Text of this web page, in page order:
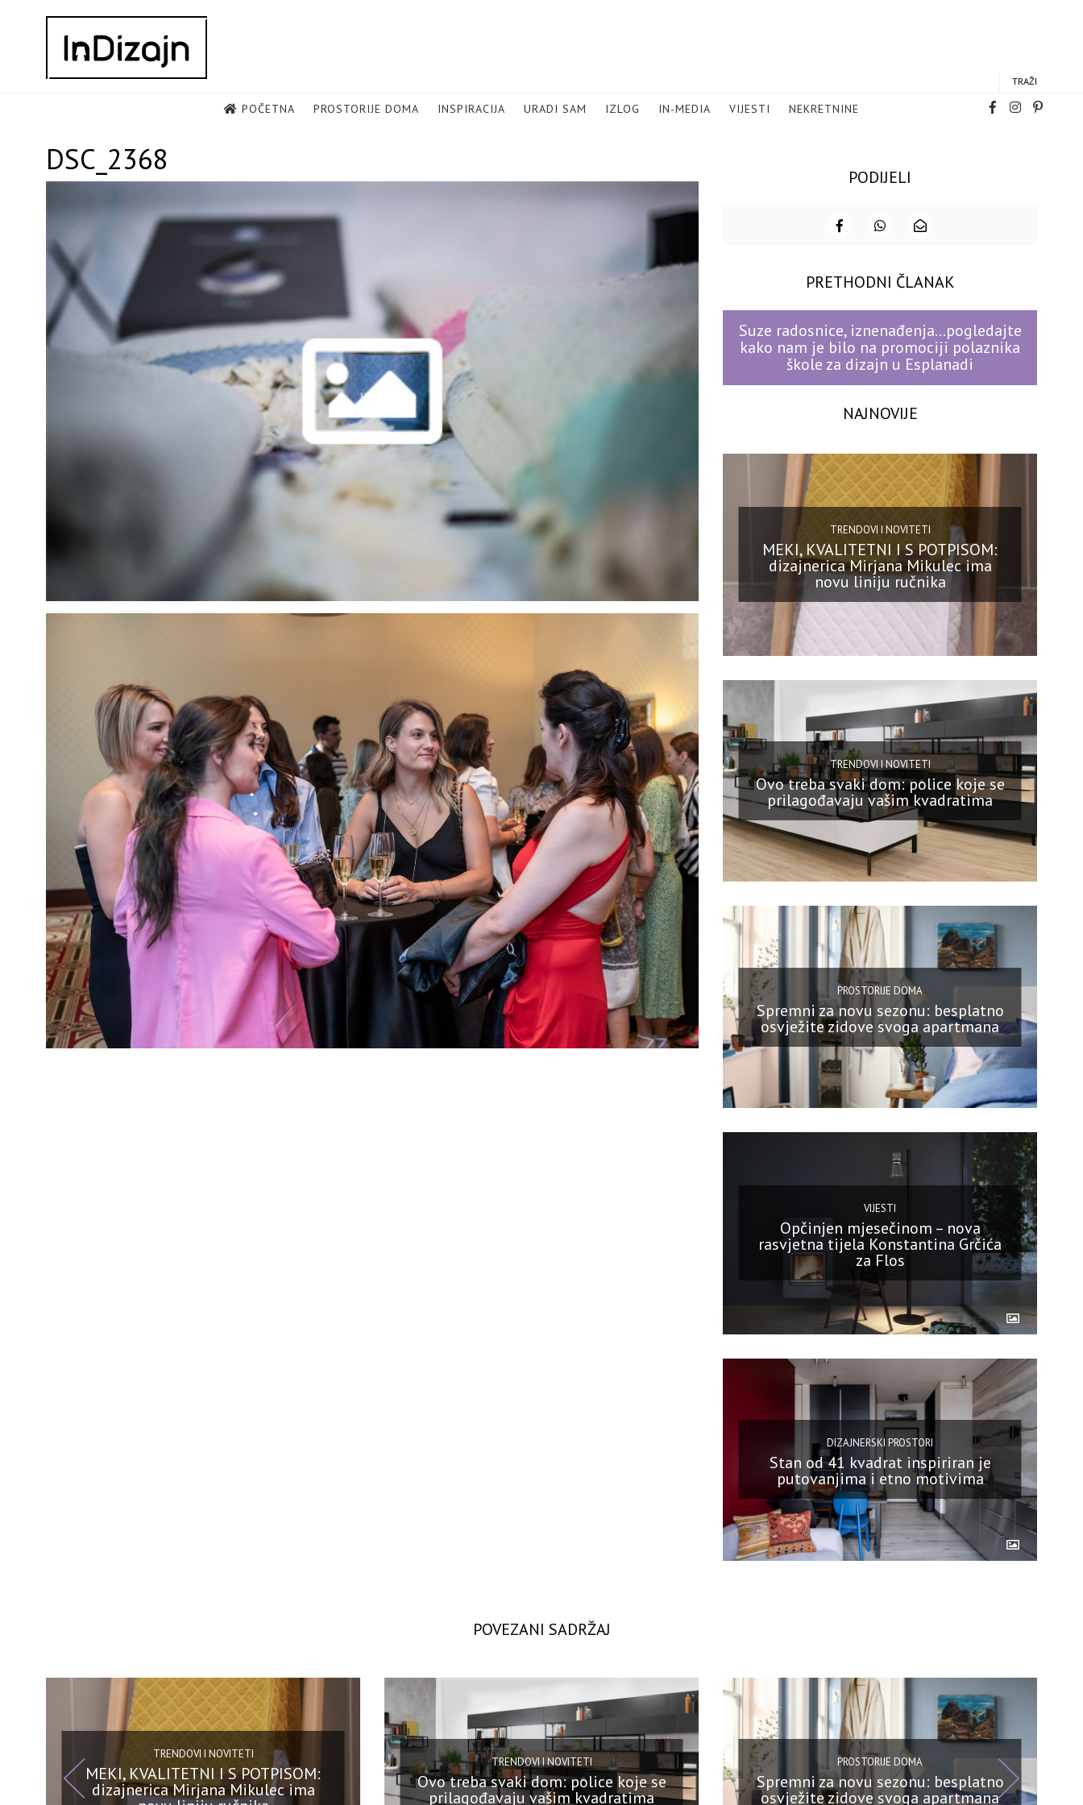
TRAŽI
POČETNA PROSTORIJE DOMA INSPIRACIJA URADI SAM IZLOG IN-MEDIA VIJESTI NEKRETNINE
DSC_2368 PODIJELI
PRETHODNI ČLANAK
Suze radosnice, iznenađenja…pogledajte
kako nam je bilo na promociji polaznika
škole za dizajn u Esplanadi
NAJNOVIJE
TRENDOVI I NOVITETI
MEKI, KVALITETNI I S POTPISOM:
dizajnerica Mirjana Mikulec ima
novu liniju ručnika
TRENDOVI I NOVITETI
Ovo treba svaki dom: police koje se
prilagođavaju vašim kvadratima
PROSTORIJE DOMA
Spremni za novu sezonu: besplatno
osvježite zidove svoga apartmana
VIJESTI
Opčinjen mjesečinom – nova
rasvjetna tijela Konstantina Grčića
za Flos
DIZAJNERSKI PROSTORI
Stan od 41 kvadrat inspiriran je
putovanjima i etno motivima
POVEZANI SADRŽAJ
TRENDOVI I NOVITETI
MEKI, KVALITETNI I S POTPISOM:
dizajnerica Mirjana Mikulec ima
TRENDOVI I NOVITETI
Ovo treba svaki dom: police koje se
prilagođavaju vašim kvadratima
PROSTORIJE DOMA
Spremni za novu sezonu: besplatno
osvježite zidove svoga apartmana